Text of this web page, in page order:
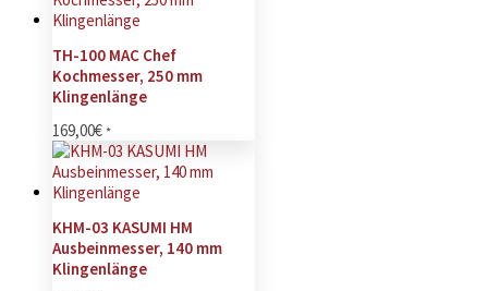
TH-100 MAC Chef
Kochmesser, 250 mm
Klingenlänge
169,00€ *
KHM-03 KASUMI HM
Ausbeinmesser, 140 mm
Klingenlänge